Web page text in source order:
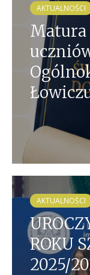
AKTUALNOŚCI
Matura
AKTUALNOŚCI
ROKU
2025/